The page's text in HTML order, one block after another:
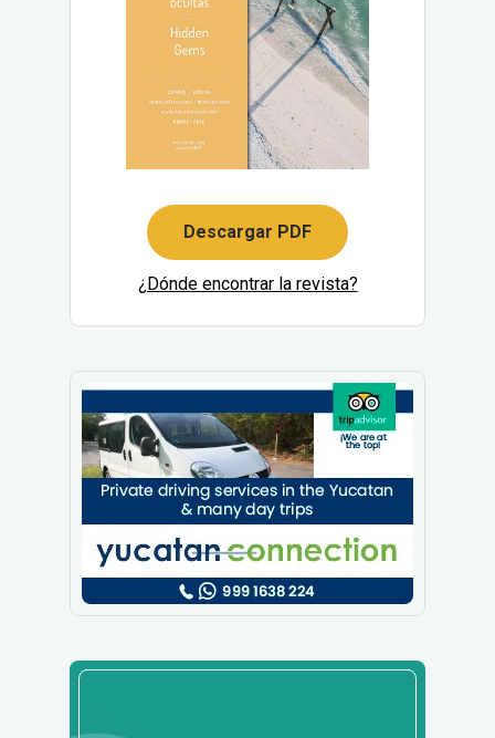
Descargar PDF
¿Dónde encontrar la revista?